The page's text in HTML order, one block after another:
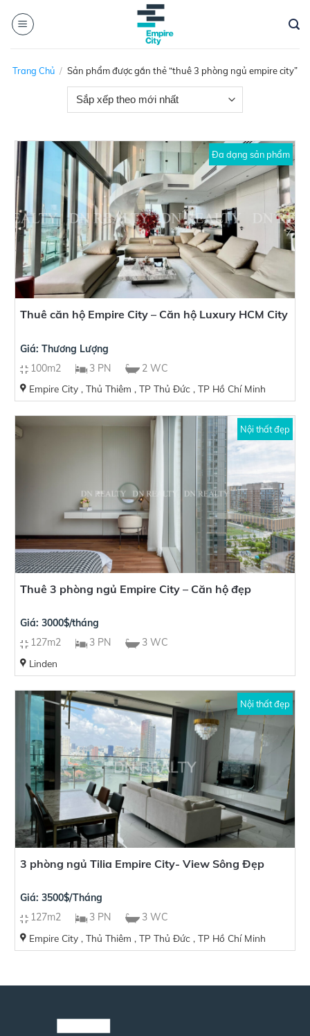
Trang Chủ / Sản phẩm được gắn thẻ “thuê 3 phòng ngủ empire city”
Đa dạng sản phẩm
Thuê căn hộ Empire City – Căn hộ Luxury HCM City
Giá: Thương Lượng
100m2
3 PN 2 WC
Empire City , Thủ Thiêm , TP Thủ Đức , TP Hồ Chí Minh
Nội thất đẹp
Thuê 3 phòng ngủ Empire City – Căn hộ đẹp
Giá: 3000$/tháng
127m2
3 PN 3 WC
Linden
Nội thất đẹp
3 phòng ngủ Tilia Empire City- View Sông Đẹp
Giá: 3500$/Tháng
127m2
3 PN 3 WC
Empire City , Thủ Thiêm , TP Thủ Đức , TP Hồ Chí Minh